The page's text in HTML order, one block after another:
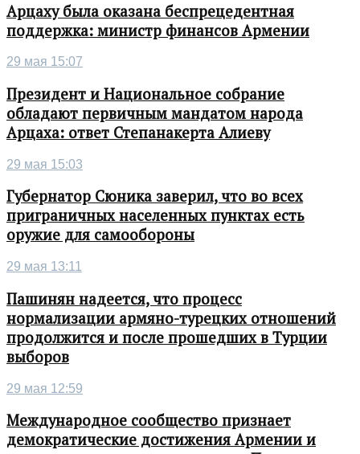
Арцаху была оказана беспрецедентная
поддержка: министр финансов Армении
29 мая 15:07
Президент и Национальное собрание
обладают первичным мандатом народа
Арцаха: ответ Степанакерта Алиеву
29 мая 15:03
Губернатор Сюника заверил, что во всех
приграничных населенных пунктах есть
оружие для самообороны
29 мая 13:11
Пашинян надеется, что процесс
нормализации армяно-турецких отношений
продолжится и после прошедших в Турции
выборов
29 мая 12:59
Международное сообщество признает
демократические достижения Армении и